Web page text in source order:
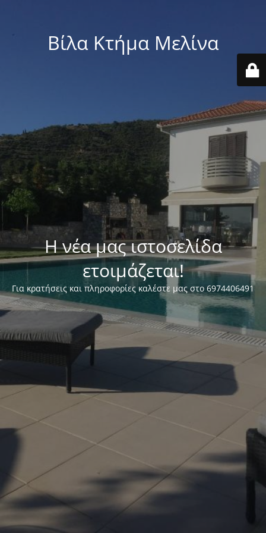
Βίλα Κτήμα Μελίνα
Η νέα μας ιστοσελίδα
ετοιμάζεται!
Για κρατήσεις και πληροφορίες καλέστε μας στο 6974406491